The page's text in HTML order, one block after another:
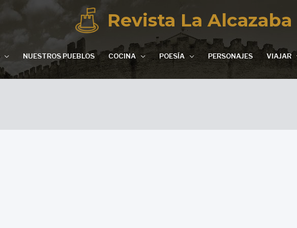
Revista La Alcazaba
NUESTROS PUEBLOS COCINA POESÍA PERSONAJES VIAJAR